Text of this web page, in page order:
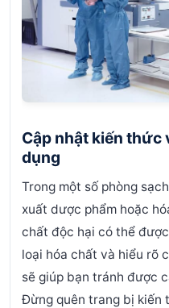
Cập nhật kiến thức
dụng
Trong một số phòng
xuất dược phẩm hoặc
chất độc hại có thể
loại hóa chất và hiểu rõ
sẽ giúp bạn tránh được
Đừng quên trang bị kiến